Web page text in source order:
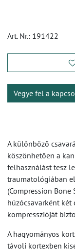
Art. Nr.: 191422
Vegye fel a
A különböző
köszönhetően a
felhasználást tesz
traumatológiában
(Compression Bone
húzócsavarként
kompresszióját
A hagyományos
távoli kortexben